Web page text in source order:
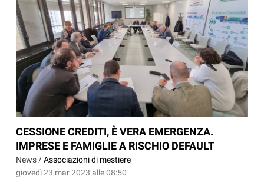
CESSIONE CREDITI, È VERA EMERGENZA.
IMPRESE E FAMIGLIE A RISCHIO DEFAULT
News /Associazioni di mestiere
giovedì 23 mar 2023 alle 08:50